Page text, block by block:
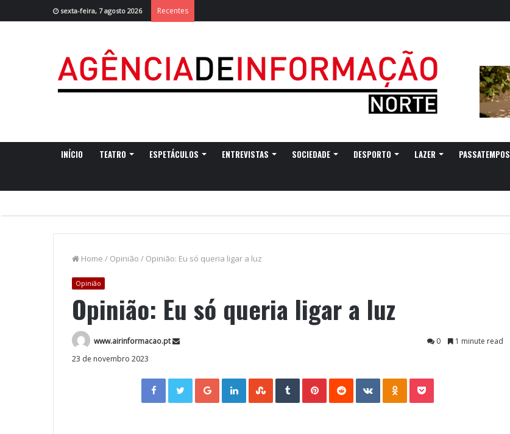
sexta-feira, 7 agosto 2026 Recentes
INÍCIO TEATRO ESPETÁCULOS ENTREVISTAS SOCIEDADE DESPORTO LAZER PASSATEMPOS
Home / Opinião / Opinião: Eu só queria ligar a luz
Opinião
Opinião: Eu só queria ligar a luz
www.airinformacao.pt 0
1 minute read
23 de novembro 2023
Facebook Twitter Google+ LinkedIn StumbleUpon Tumblr VKontakte